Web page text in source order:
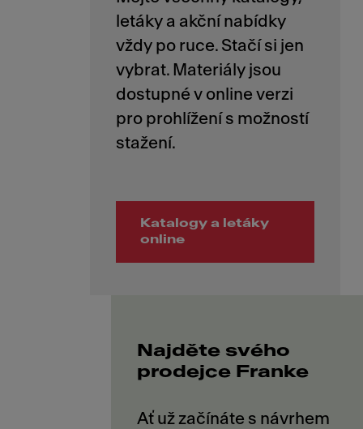
letáky a akční nabídky
vždy po ruce. Stačí si jen
vybrat. Materiály jsou
dostupné v online verzi
pro prohlížení s možností
Katalogy a letáky
online
Najděte svého
prodejce Franke
Ať už začínáte s návrhem